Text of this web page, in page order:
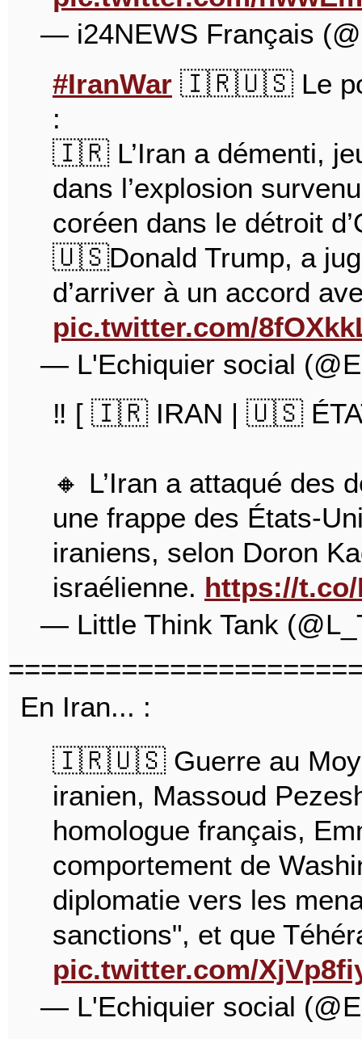
— i24NEWS Français
#IranWar‌ 🇮🇷🇺🇸 Le
:
🇮🇷 L’Iran a démenti,
dans l’explosion
coréen dans le détroit
🇺🇸Donald Trump, a
d’arriver à un accord
pic.twitter.com/
— L'Echiquier social
‼️ [ 🇮🇷 IRAN | 🇺🇸
🔸 L’Iran a attaqué des
une frappe des États-
iraniens, selon Doron
israélienne. https://t.co/
— Little Think Tank
En Iran... :
🇮🇷🇺🇸 Guerre au
iranien, Massoud
homologue français,
comportement de
diplomatie vers les
sanctions", et que
pic.twitter.com/
— L'Echiquier social